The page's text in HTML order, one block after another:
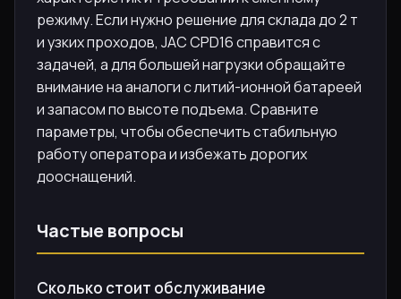
режиму. Если нужно решение для склада до 2 т
и узких проходов, JAC CPD16 справится с
задачей, а для большей нагрузки обращайте
внимание на аналоги с литий-ионной батареей
и запасом по высоте подъема. Сравните
параметры, чтобы обеспечить стабильную
работу оператора и избежать дорогих
дооснащений.
Частые вопросы
Сколько стоит обслуживание